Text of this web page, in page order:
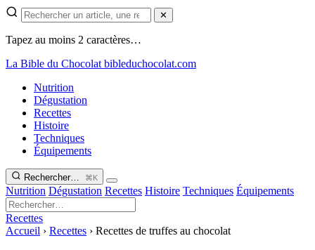
✕
Tapez au moins 2 caractères…
La Bible du Chocolat bibleduchocolat.com
Nutrition
Dégustation
Recettes
Histoire
Techniques
Équipements
Rechercher… ⌘K
Nutrition Dégustation Recettes Histoire Techniques Équipements
Recettes
Accueil › Recettes › Recettes de truffes au chocolat